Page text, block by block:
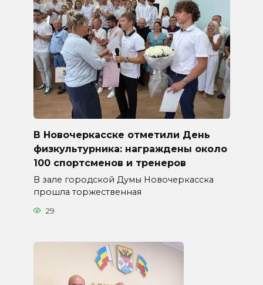
В Новочеркасске отметили День
физкультурника: награждены около
100 спортсменов и тренеров
В зале городской Думы Новочеркасска
прошла торжественная
29